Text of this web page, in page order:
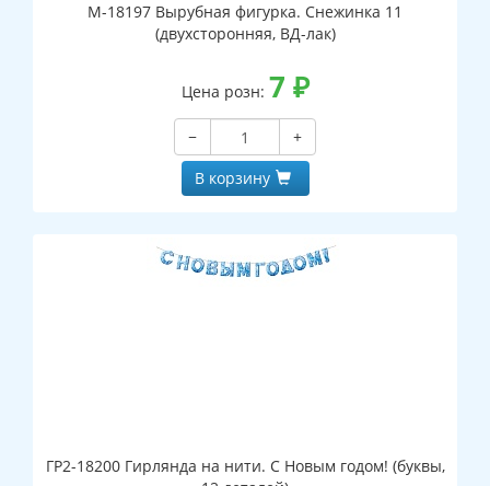
М-18197 Вырубная фигурка. Снежинка 11
(двухсторонняя, ВД-лак)
Цена розн: 7 ₽
−
+
В корзину
ГР2-18200 Гирлянда на нити. С Новым годом! (буквы,